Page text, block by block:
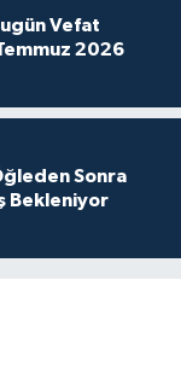
Vefat
2026
Sonra
Bekleniyor